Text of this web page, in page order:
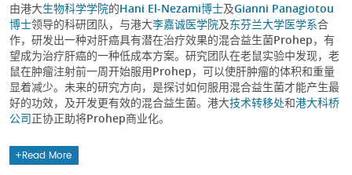
由港大生物科学学院的Hani El-Nezami博士及Gianni Panagiotou
博士领导的科研团队，与港大李嘉诚医学院及东芬兰大学医学系合
作，研发出一种对肝癌具有潜在治疗效果的混合益生菌Prohep，有
望成为治疗肝癌的一种低成本方案。研究团队在老鼠实验中发现，老
鼠在肿瘤注射前一周开始服用Prohep，可以使肝肿瘤的体积和重量
显着减少。未来的研究方向，是探讨如何服用混合益生菌才能产生最
好的功效，及开发更有效的混合益生菌。港大技术转移处和港大科桥
公司正协正助将Prohep商业化。
Read More